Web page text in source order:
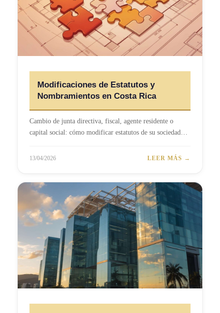
Modificaciones de Estatutos y
Nombramientos en Costa Rica
Cambio de junta directiva, fiscal, agente residente o
capital social: cómo modificar estatutos de su sociedad…
13/04/2026 LEER MÁS →